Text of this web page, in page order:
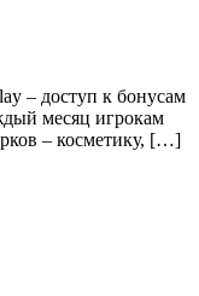
– доступ к бонусам
месяц игрокам
– косметику, […]